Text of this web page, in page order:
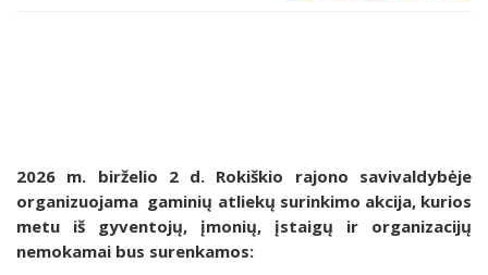
2026 m. birželio 2 d. Rokiškio rajono savivaldybėje
organizuojama gaminių atliekų surinkimo akcija, kurios
metu iš gyventojų, įmonių, įstaigų ir organizacijų
nemokamai bus surenkamos: